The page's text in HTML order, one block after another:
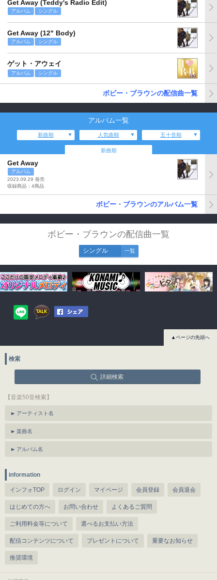
Get Away (Teddy's Radio Edit)
アルバム シングル
Get Away (12" Body)
アルバム シングル
ゲット・アウェイ
アルバム シングル
ボビー・ブラウンの配信曲一覧
アルバム一覧
新曲順 人気曲順 五十音順
新曲順
Get Away
アルバム
2023.09.29 発売
収録商品：4商品
ボビー・ブラウンのアルバム一覧
ボビー・ブラウンの配信曲一覧
シングル 一覧
▲ページの先頭へ
検索
詳細検索
【音楽50音検索】
アーティスト名
楽曲名
アルバム名
information
インフォTOP ログイン マイページ 会員登録 会員退会
はじめての方へ お問い合わせ よくあるご質問
ご利用料金等について 選べるお支払い方法
配信コンテンツについて プレゼントについて 重要なお知らせ
推奨環境